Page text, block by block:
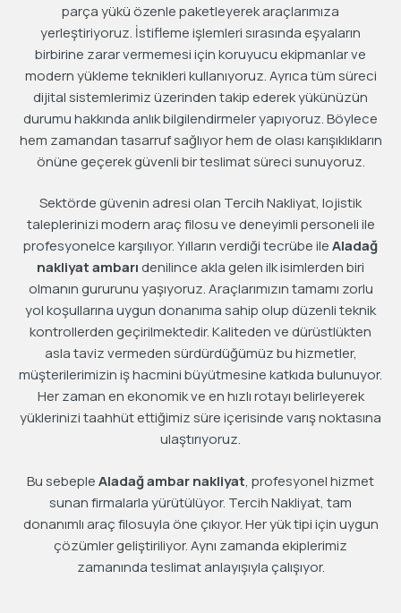
parça yükü özenle paketleyerek araçlarımıza
yerleştiriyoruz. İstifleme işlemleri sırasında eşyaların
birbirine zarar vermemesi için koruyucu ekipmanlar ve
modern yükleme teknikleri kullanıyoruz. Ayrıca tüm süreci
dijital sistemlerimiz üzerinden takip ederek yükünüzün
durumu hakkında anlık bilgilendirmeler yapıyoruz. Böylece
hem zamandan tasarruf sağlıyor hem de olası karışıklıkların
önüne geçerek güvenli bir teslimat süreci sunuyoruz.
Sektörde güvenin adresi olan Tercih Nakliyat, lojistik
taleplerinizi modern araç filosu ve deneyimli personeli ile
profesyonelce karşılıyor. Yılların verdiği tecrübe ileAladağ
nakliyat ambarı denilince akla gelen ilk isimlerden biri
olmanın gururunu yaşıyoruz. Araçlarımızın tamamı zorlu
yol koşullarına uygun donanıma sahip olup düzenli teknik
kontrollerden geçirilmektedir. Kaliteden ve dürüstlükten
asla taviz vermeden sürdürdüğümüz bu hizmetler,
müşterilerimizin iş hacmini büyütmesine katkıda bulunuyor.
Her zaman en ekonomik ve en hızlı rotayı belirleyerek
yüklerinizi taahhüt ettiğimiz süre içerisinde varış noktasına
ulaştırıyoruz.
Bu sebepleAladağ ambar nakliyat, profesyonel hizmet
sunan firmalarla yürütülüyor. Tercih Nakliyat, tam
donanımlı araç filosuyla öne çıkıyor. Her yük tipi için uygun
çözümler geliştiriliyor. Aynı zamanda ekiplerimiz
zamanında teslimat anlayışıyla çalışıyor.